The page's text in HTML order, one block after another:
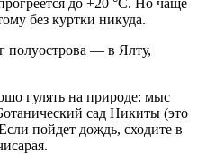
без куртки никуда.
полуострова — в Ялту,
гулять на природе: мыс
сад Никиты (это
пойдет дождь, сходите в